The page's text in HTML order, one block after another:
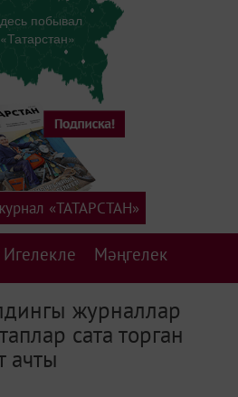
побывал
«Татарстан»
Игелекле Мәңгелек
«ТАТАРСТАН»
журналлар
сата торган
ачты